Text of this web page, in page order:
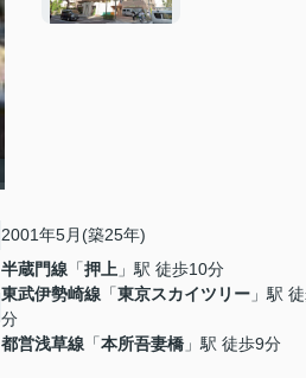
2001年5月(築25年)
半蔵門線 「押上 」駅 徒歩10分
東武伊勢崎線 「東京スカイツリー 」駅
分
都営浅草線 「本所吾妻橋 」駅 徒歩9分